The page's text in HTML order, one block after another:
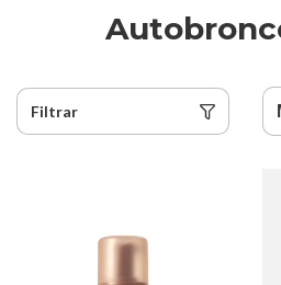
Filtrar